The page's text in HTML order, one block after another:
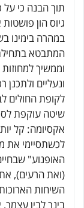
תוך הבנה כי על
גיוס הון
במהרה בימינו
המתבטא
וממשיך
ונעליים
לקופת החולים
שיטה עוקפת
אקסיומה: קל
לכשתסיימי את
האופנוע"
(ואת הרעים),
השיחות
בינך לבין